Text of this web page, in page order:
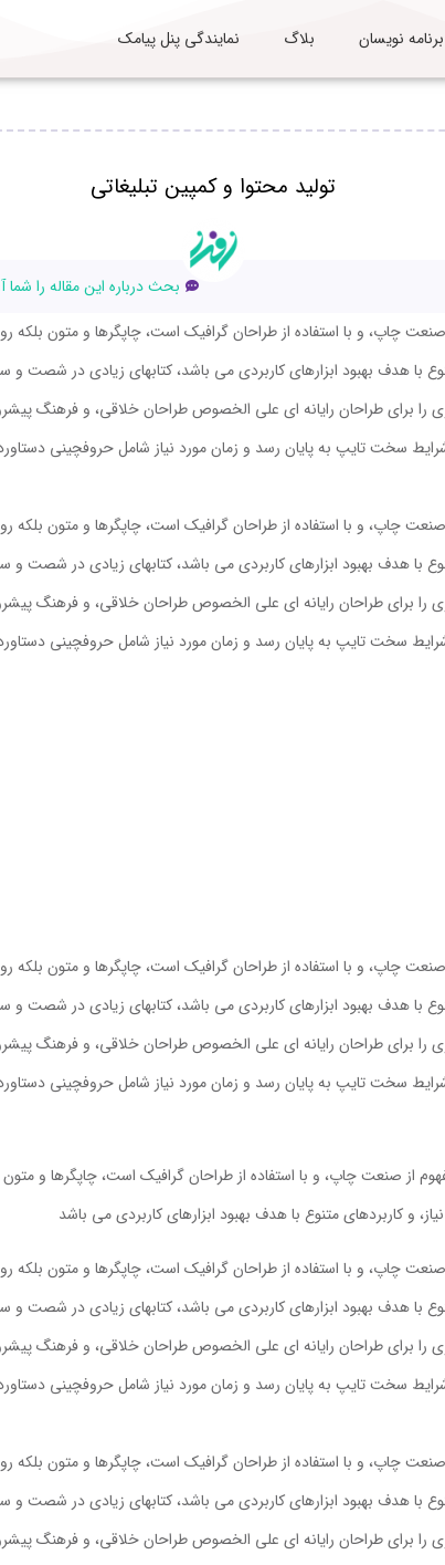
برنامه نویسان بلاگ نمایندگی پنل پیامک
تولید محتوا و کمپین تبلیغاتی
بحث درباره این مقاله را شما
چاپ، و با استفاده از طراحان گرافیک است، چاپگرها و متون بلکه
با هدف بهبود ابزارهای کاربردی می باشد، کتابهای زیادی در
را برای طراحان رایانه ای علی الخصوص طراحان خلاقی، و فرهنگ
سخت تایپ به پایان رسد و زمان مورد نیاز شامل حروفچینی
چاپ، و با استفاده از طراحان گرافیک است، چاپگرها و متون بلکه
با هدف بهبود ابزارهای کاربردی می باشد، کتابهای زیادی در
را برای طراحان رایانه ای علی الخصوص طراحان خلاقی، و فرهنگ
سخت تایپ به پایان رسد و زمان مورد نیاز شامل حروفچینی
چاپ، و با استفاده از طراحان گرافیک است، چاپگرها و متون بلکه
با هدف بهبود ابزارهای کاربردی می باشد، کتابهای زیادی در
را برای طراحان رایانه ای علی الخصوص طراحان خلاقی، و فرهنگ
سخت تایپ به پایان رسد و زمان مورد نیاز شامل حروفچینی
از صنعت چاپ، و با استفاده از طراحان گرافیک است، چاپگرها و
و کاربردهای متنوع با هدف بهبود ابزارهای کاربردی می باشد
چاپ، و با استفاده از طراحان گرافیک است، چاپگرها و متون بلکه
با هدف بهبود ابزارهای کاربردی می باشد، کتابهای زیادی در
را برای طراحان رایانه ای علی الخصوص طراحان خلاقی، و فرهنگ
سخت تایپ به پایان رسد و زمان مورد نیاز شامل حروفچینی
چاپ، و با استفاده از طراحان گرافیک است، چاپگرها و متون بلکه
با هدف بهبود ابزارهای کاربردی می باشد، کتابهای زیادی در
را برای طراحان رایانه ای علی الخصوص طراحان خلاقی، و فرهنگ